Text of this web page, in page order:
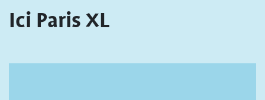
Ici Paris XL